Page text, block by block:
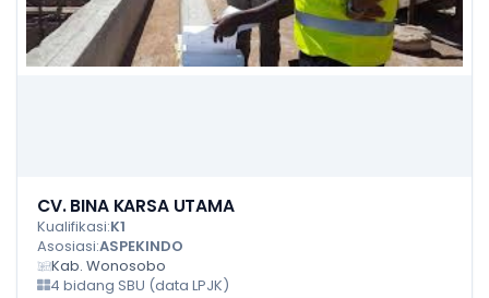
CV. BINA KARSA UTAMA
Kualifikasi:K1
Asosiasi:ASPEKINDO
Kab. Wonosobo
4 bidang SBU (data LPJK)